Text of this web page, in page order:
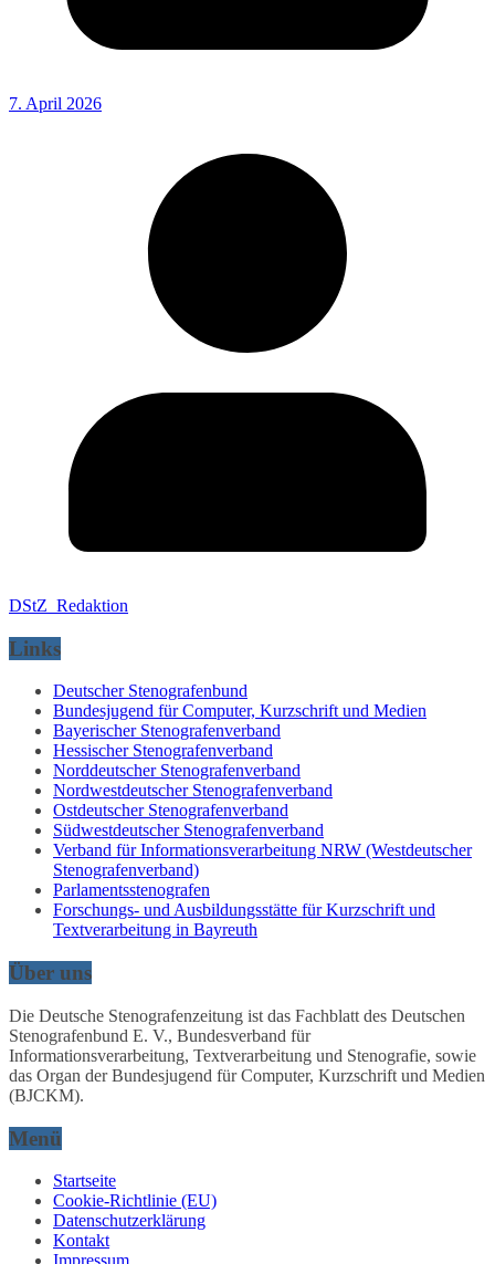
7. April 2026
DStZ_Redaktion
Links
Deutscher Stenografenbund
Bundesjugend für Computer, Kurzschrift und Medien
Bayerischer Stenografenverband
Hessischer Stenografenverband
Norddeutscher Stenografenverband
Nordwestdeutscher Stenografenverband
Ostdeutscher Stenografenverband
Südwestdeutscher Stenografenverband
Verband für Informationsverarbeitung NRW (Westdeutscher
Stenografenverband)
Parlamentsstenografen
Forschungs- und Ausbildungsstätte für Kurzschrift und
Textverarbeitung in Bayreuth
Über uns
Die Deutsche Stenografenzeitung ist das Fachblatt des Deutschen
Stenografenbund E. V., Bundesverband für
Informationsverarbeitung, Textverarbeitung und Stenografie, sowie
das Organ der Bundesjugend für Computer, Kurzschrift und Medien
(BJCKM).
Menü
Startseite
Cookie-Richtlinie (EU)
Datenschutzerklärung
Kontakt